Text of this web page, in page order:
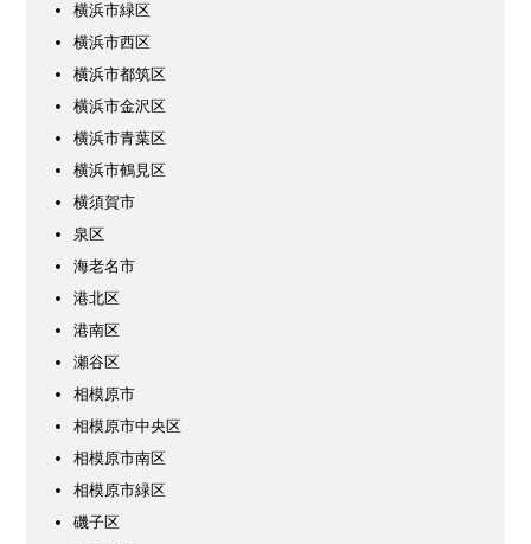
横浜市緑区
横浜市西区
横浜市都筑区
横浜市金沢区
横浜市青葉区
横浜市鶴見区
横須賀市
泉区
海老名市
港北区
港南区
瀬谷区
相模原市
相模原市中央区
相模原市南区
相模原市緑区
磯子区